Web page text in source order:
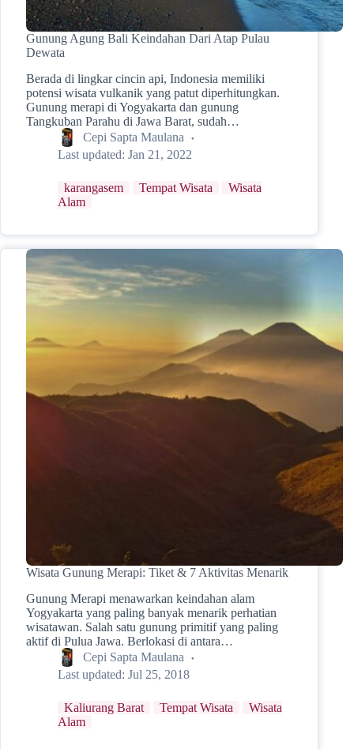
Gunung Agung Bali Keindahan Dari Atap Pulau
Dewata
Berada di lingkar cincin api, Indonesia memiliki
potensi wisata vulkanik yang patut diperhitungkan.
Gunung merapi di Yogyakarta dan gunung
Tangkuban Parahu di Jawa Barat, sudah…
Cepi Sapta Maulana
Last updated: Jan 21, 2022
karangasem Tempat Wisata
Wisata
Alam
Wisata Gunung Merapi: Tiket & 7 Aktivitas Menarik
Gunung Merapi menawarkan keindahan alam
Yogyakarta yang paling banyak menarik perhatian
wisatawan. Salah satu gunung primitif yang paling
aktif di Pulua Jawa. Berlokasi di antara…
Cepi Sapta Maulana
Last updated: Jul 25, 2018
Kaliurang Barat Tempat Wisata
Wisata
Alam